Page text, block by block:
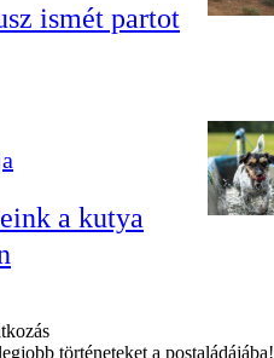
ismét partot
a kutya
történeteket a postaládájába!